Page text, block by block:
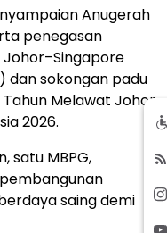
Anugerah
penegasan
dan sokongan padu
Melawat Johor
2026.
satu MBPG,
saing demi